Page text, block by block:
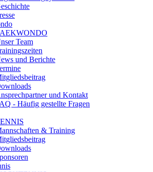
Team
und Berichte
und Kontakt
- Häufig gestellte Fragen
& Training